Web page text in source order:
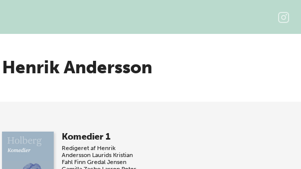
Henrik Andersson
Komedier 1
Redigeret af Henrik
Andersson Laurids Kristian
Fahl Finn Gredal Jensen